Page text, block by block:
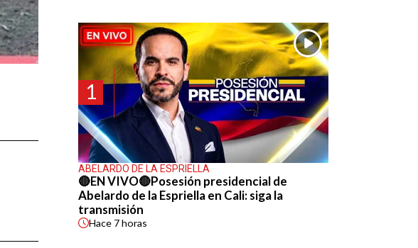
1
ABELARDO DE LA ESPRIELLA
🔴EN VIVO🔴Posesión presidencial de
Abelardo de la Espriella en Cali: siga la
transmisión
Hace 7 horas